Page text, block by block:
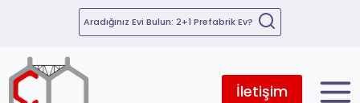
Aradığınız Evi Bulun: 2+1 Prefabrik Ev?
İletişim